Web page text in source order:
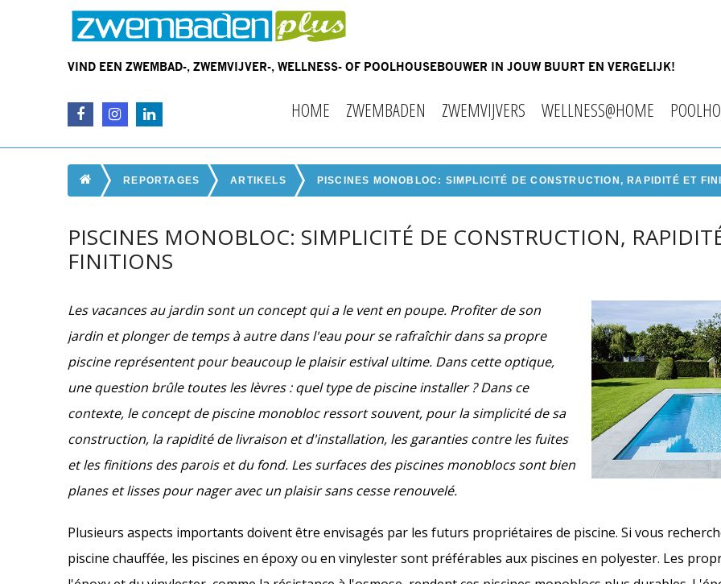
VIND EEN ZWEMBAD-, ZWEMVIJVER-, WELLNESS- OF POOLHOUSEBOUWER IN JOUW BUURT EN VERGELIJK!
HOME ZWEMBADEN ZWEMVIJVERS WELLNESS@HOME
REPORTAGES ARTIKELS PISCINES MONOBLOC: SIMPLICITÉ DE CONSTRUCTION, RAPIDITÉ ET
PISCINES MONOBLOC: SIMPLICITÉ DE CONSTRUCTION,
FINITIONS
Les vacances au jardin sont un concept qui a le vent en poupe. Profiter de son
jardin et plonger de temps à autre dans l'eau pour se rafraîchir dans sa propre
piscine représentent pour beaucoup le plaisir estival ultime. Dans cette optique,
une question brûle toutes les lèvres : quel type de piscine installer ? Dans ce
contexte, le concept de piscine monobloc ressort souvent, pour la simplicité de sa
construction, la rapidité de livraison et d'installation, les garanties contre les fuites
et les finitions des parois et du fond. Les surfaces des piscines monoblocs sont bien
planes et lisses pour nager avec un plaisir sans cesse renouvelé.
Plusieurs aspects importants doivent être envisagés par les futurs propriétaires de piscine. Si vous
piscine chauffée, les piscines en époxy ou en vinylester sont préférables aux piscines en polyester. Les